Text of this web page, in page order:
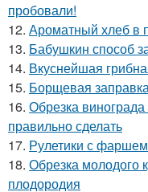
пробовали!
12. Ароматный хлеб в
13. Бабушкин способ
14. Вкуснейшая
15. Борщевая
16. Обрезка
правильно сделать
17. Рулетики с
18. Обрезка молодого
плодородия